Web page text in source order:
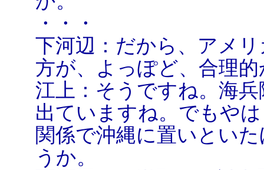
・・・
下河辺：だから、アメ
方が、よっぽど、合理
江上：そうですね。海
出ていますね。でもや
関係で沖縄に置いとい
うか。